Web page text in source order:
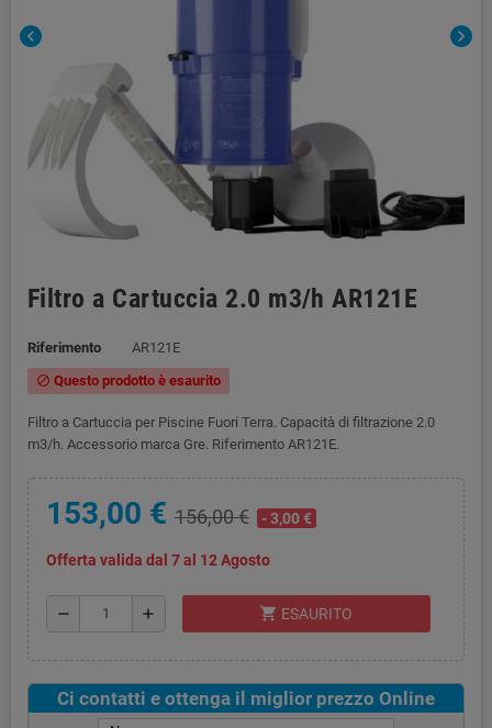
chevron_left chevron_right
Filtro a Cartuccia 2.0 m3/h AR121E
Riferimento AR121E
block Questo prodotto è esaurito
Filtro a Cartuccia per Piscine Fuori Terra. Capacità di filtrazione 2.0
m3/h. Accessorio marca Gre. Riferimento AR121E.
153,00 € 156,00 € - 3,00 €
Offerta valida dal 7 al 12 Agosto
remove add shopping_cart ESAURITO
Ci contatti e ottenga il miglior prezzo Online